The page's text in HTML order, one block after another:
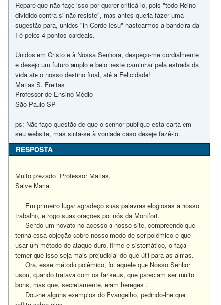
Repare que não faço isso por querer criticá-lo, pois "todo Reino
dividido contra si não resiste", mas antes queria fazer uma
sugestão para, unidos "in Corde Iesu" hastearmos a bandeira da
Fé pelos 4 pontos cardeais.
Unidos em Cristo e à Nossa Senhora, despeço-me cordialmente
e desejo um futuro amplo e belo neste caminhar pela estrada da
vida até o nosso destino final, até a Felicidade!
Matias S. Freitas
Professor de Ensino Médio
São Paulo-SP
ps: Não faço questão de que o senhor publique esta carta em
seu website, mas sinta-se à vontade caso deseje fazê-lo.
RESPOSTA
Muito prezado Professor Matias,
Salve Maria.
Em primeiro lugar agradeço suas palavras elogiosas a nosso
trabalho, e rogo suas orações por nós da Montfort.
Sendo um novato no acesso a nosso site, compreendo que
tenha essa objeção sobre nosso modo de ser polêmico e que
usar um método de ataque duro, firme e sistemático, o faça
temer que isso seja mais prejudicial do que útil para as almas.
Ora, esse método polêmico, foi aquele que Nosso Senhor
usou, quando tratava com os fariseus, que pareciam ser muito
bons, mas que, secretamente, eram hereges .
Dou-he alguns exemplos do Evangelho, pedindo-lhe que